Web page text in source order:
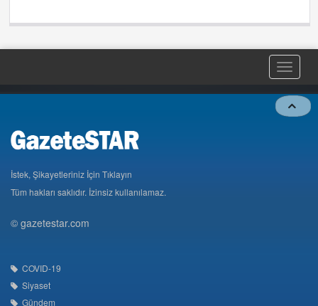
Toggle
İstek, Şikayetleriniz İçin Tıklayın
Tüm hakları saklıdır. İzinsiz kullanılamaz.
© gazetestar.com
COVID-19
Siyaset
Gündem